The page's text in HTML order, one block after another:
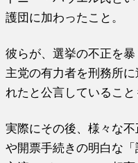
護団に加わったこと。
彼らが、選挙の不正を
主党の有力者を刑務所
れたと公言していること
実際にその後、様々な
や開票手続きの明白な